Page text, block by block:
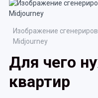
Изображение
Midjourney
Для чего
квартир